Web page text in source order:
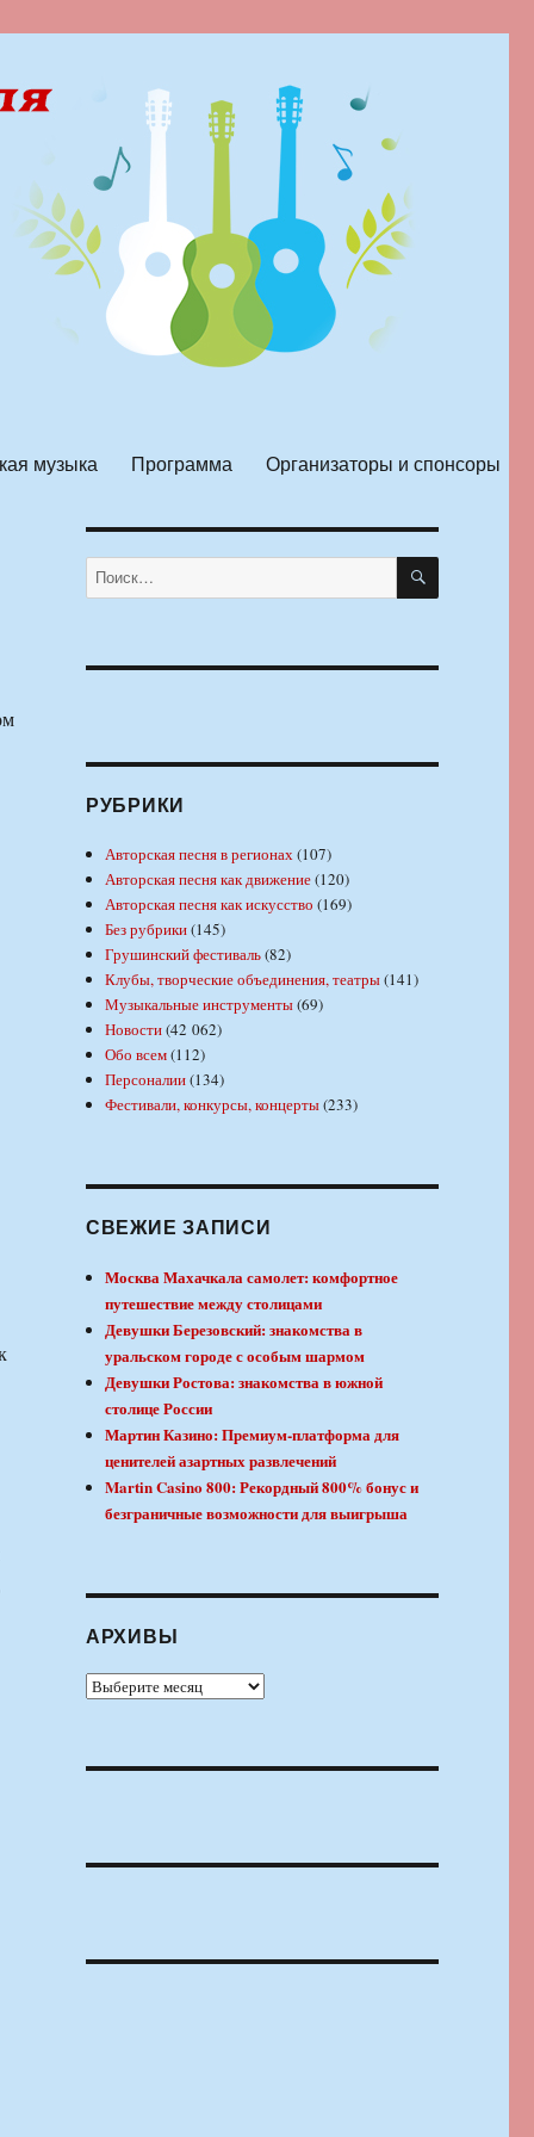
музыка Программа Организаторы и спонсоры
Искать: ПОИСК
РУБРИКИ
Авторская песня в регионах(107)
Авторская песня как движение(120)
Авторская песня как искусство (169)
Без рубрики(145)
Грушинский фестиваль(82)
Клубы, творческие объединения, театры(141)
Музыкальные инструменты(69)
Новости(42 062)
Обо всем(112)
Персоналии(134)
Фестивали, конкурсы, концерты(233)
СВЕЖИЕ ЗАПИСИ
Москва Махачкала самолет: комфортное
путешествие между столицами
Девушки Березовский: знакомства в
уральском городе с особым шармом
Девушки Ростова: знакомства в южной
столице России
Мартин Казино: Премиум-платформа для
ценителей азартных развлечений
Martin Casino 800: Рекордный 800% бонус и
безграничные возможности для выигрыша
АРХИВЫ
Архивы